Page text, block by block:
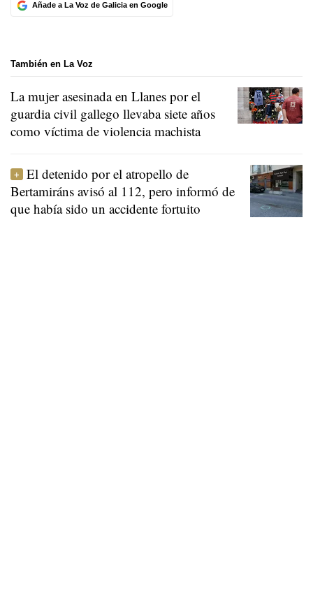
Añade a La Voz de Galicia en Google
También en La Voz
La mujer asesinada en Llanes por el
guardia civil gallego llevaba siete años
como víctima de violencia machista
El detenido por el atropello de
Bertamiráns avisó al 112, pero informó de
que había sido un accidente fortuito